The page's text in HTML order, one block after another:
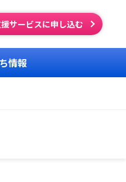
サービスに申し込む
情報